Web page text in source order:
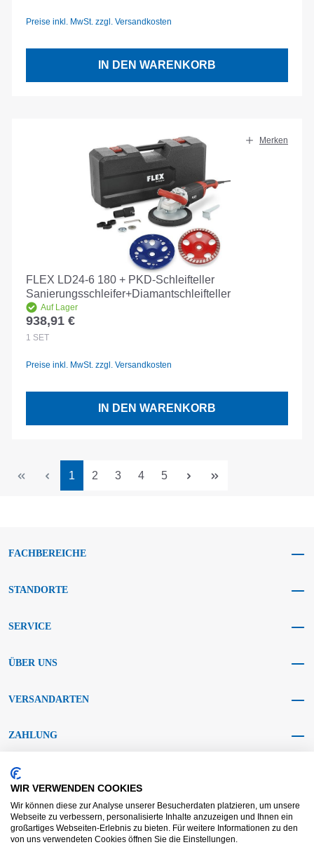
Preise inkl. MwSt. zzgl. Versandkosten
IN DEN WARENKORB
Merken
FLEX LD24-6 180 + PKD-Schleifteller
Sanierungsschleifer+Diamantschleifteller
Auf Lager
Regulärer Preis:
938,91 €
1 SET
Preise inkl. MwSt. zzgl. Versandkosten
IN DEN WARENKORB
Seite
1 Seite
2 Seite
3 Seite
4 Seite
5
FACHBEREICHE
STANDORTE
SERVICE
ÜBER UNS
VERSANDARTEN
ZAHLUNG
SOCIAL MEDIA
WIR VERWENDEN COOKIES
Wir können diese zur Analyse unserer Besucherdaten platzieren, um unsere
Webseite zu verbessern, personalisierte Inhalte anzuzeigen und Ihnen ein
großartiges Webseiten-Erlebnis zu bieten. Für weitere Informationen zu den
von uns verwendeten Cookies öffnen Sie die Einstellungen.